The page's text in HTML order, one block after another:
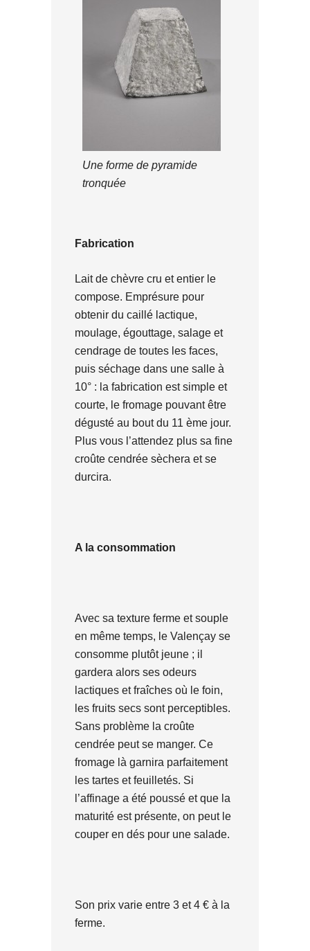
Une forme de pyramide
tronquée
Fabrication
Lait de chèvre cru et entier le
compose. Emprésure pour
obtenir du caillé lactique,
moulage, égouttage, salage et
cendrage de toutes les faces,
puis séchage dans une salle à
10° : la fabrication est simple et
courte, le fromage pouvant être
dégusté au bout du 11 ème jour.
Plus vous l’attendez plus sa fine
croûte cendrée sèchera et se
durcira.
A la consommation
Avec sa texture ferme et souple
en même temps, le Valençay se
consomme plutôt jeune ; il
gardera alors ses odeurs
lactiques et fraîches où le foin,
les fruits secs sont perceptibles.
Sans problème la croûte
cendrée peut se manger. Ce
fromage là garnira parfaitement
les tartes et feuilletés. Si
l’affinage a été poussé et que la
maturité est présente, on peut le
couper en dés pour une salade.
Son prix varie entre 3 et 4 € à la
ferme.